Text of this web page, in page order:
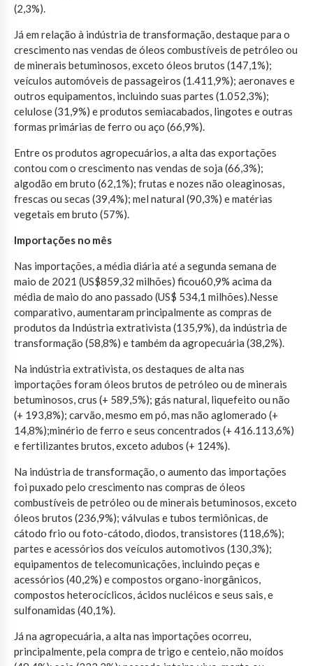
(2,3%).
Já em relação à indústria de transformação, destaque para o
crescimento nas vendas de óleos combustíveis de petróleo ou
de minerais betuminosos, exceto óleos brutos (147,1%);
veículos automóveis de passageiros (1.411,9%); aeronaves e
outros equipamentos, incluindo suas partes (1.052,3%);
celulose (31,9%) e produtos semiacabados, lingotes e outras
formas primárias de ferro ou aço (66,9%).
Entre os produtos agropecuários, a alta das exportações
contou com o crescimento nas vendas de soja (66,3%);
algodão em bruto (62,1%); frutas e nozes não oleaginosas,
frescas ou secas (39,4%); mel natural (90,3%) e matérias
vegetais em bruto (57%).
Importações no mês
Nas importações, a média diária até a segunda semana de
maio de 2021 (US$859,32 milhões) ficou60,9% acima da
média de maio do ano passado (US$ 534,1 milhões).Nesse
comparativo, aumentaram principalmente as compras de
produtos da Indústria extrativista (135,9%), da indústria de
transformação (58,8%) e também da agropecuária (38,2%).
Na indústria extrativista, os destaques de alta nas
importações foram óleos brutos de petróleo ou de minerais
betuminosos, crus (+ 589,5%); gás natural, liquefeito ou não
(+ 193,8%); carvão, mesmo em pó, mas não aglomerado (+
14,8%);minério de ferro e seus concentrados (+ 416.113,6%)
e fertilizantes brutos, exceto adubos (+ 124%).
Na indústria de transformação, o aumento das importações
foi puxado pelo crescimento nas compras de óleos
combustíveis de petróleo ou de minerais betuminosos, exceto
óleos brutos (236,9%); válvulas e tubos termiônicas, de
cátodo frio ou foto-cátodo, diodos, transistores (118,6%);
partes e acessórios dos veículos automotivos (130,3%);
equipamentos de telecomunicações, incluindo peças e
acessórios (40,2%) e compostos organo-inorgânicos,
compostos heterocíclicos, ácidos nucléicos e seus sais, e
sulfonamidas (40,1%).
Já na agropecuária, a alta nas importações ocorreu,
principalmente, pela compra de trigo e centeio, não moídos